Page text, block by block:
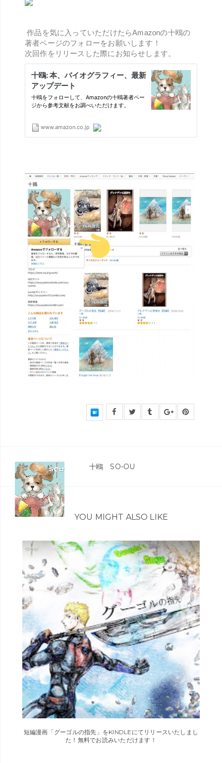
作品を気に入っていただけたらAmazonの十鴎の
著者ページのフォローをお願いします！
次回作をリリースした際にお知らせします。
十鴎 SO-OU
YOU MIGHT ALSO LIKE
短編漫画「グーゴルの指先」をKINDLEにてリリースいたしまし
た！無料でお読みいただけます！